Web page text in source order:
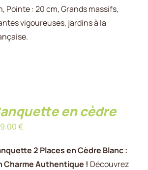
Pointe : 20 cm, Grands massifs,
vigoureuses, jardins à la
en cèdre
€
2 Places en Cèdre Blanc :
Charme Authentique ! Découvrez